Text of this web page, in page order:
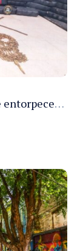
PMAM apreende 16,6 toneladas de entorpecentes e registra aumento nas prisões em flagrante e nas capturas de foragidos no primeiro semestre de 2026